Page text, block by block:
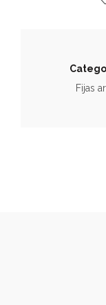
Fijas